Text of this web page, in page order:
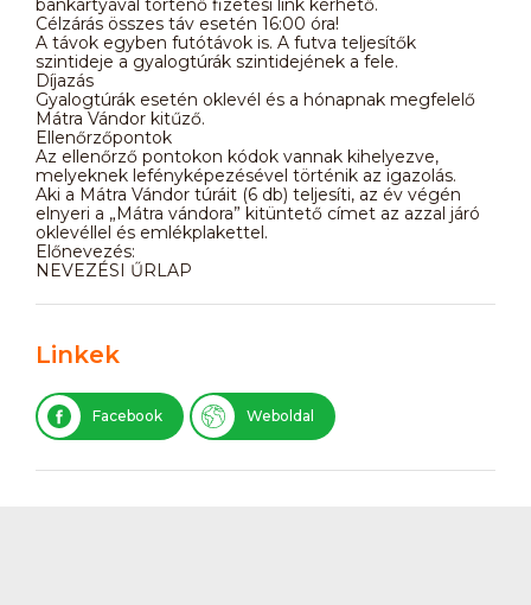
Célzárás összes táv esetén 16:00 óra!
A távok egyben futótávok is. A futva teljesítők
szintideje a gyalogtúrák szintidejének a fele.
Díjazás
Gyalogtúrák esetén oklevél és a hónapnak megfelelő
Mátra Vándor kitűző.
Ellenőrzőpontok
Az ellenőrző pontokon kódok vannak kihelyezve,
melyeknek lefényképezésével történik az igazolás.
Aki a Mátra Vándor túráit (6 db) teljesíti, az év végén
elnyeri a „Mátra vándora” kitüntető címet az azzal járó
oklevéllel és emlékplakettel.
Előnevezés:
NEVEZÉSI ŰRLAP
Linkek
Facebook Weboldal